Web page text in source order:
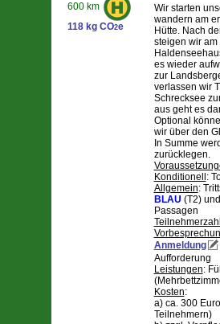
600 km
118 kg CO2e
Wir starten
wandern am
Hütte. Nach
steigen wir
es wieder
zur
verlassen wir
Schrecksee
aus geht es
Optional
wir über den
In Summe
zurücklegen.
Konditionell :
Allgemein:
BLAU (T2)
Passagen
Anmeldung
Aufforderung
Leistungen:
Kosten:
a) ca. 300
Teilnehmern)